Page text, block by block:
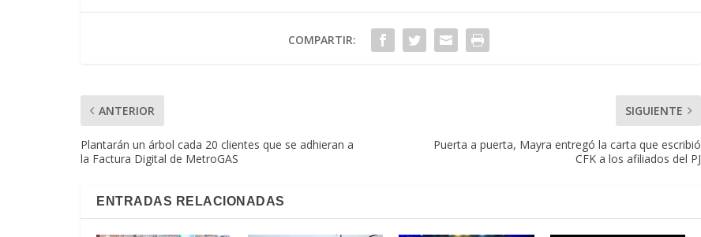
COMPARTIR:
ANTERIOR
Plantarán un árbol cada 20 clientes que se adhieran a
la Factura Digital de MetroGAS
SIGUIENTE
Puerta a puerta, Mayra entregó la carta que escribió
CFK a los afiliados del PJ
ENTRADAS RELACIONADAS